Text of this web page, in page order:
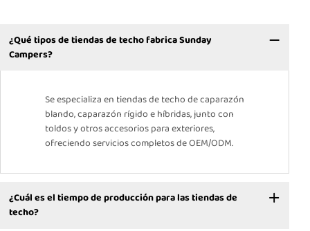
¿Qué tipos de tiendas de techo fabrica Sunday
Campers?
Se especializa en tiendas de techo de caparazón
blando, caparazón rígido e híbridas, junto con
toldos y otros accesorios para exteriores,
ofreciendo servicios completos de OEM/ODM.
¿Cuál es el tiempo de producción para las tiendas de
techo?